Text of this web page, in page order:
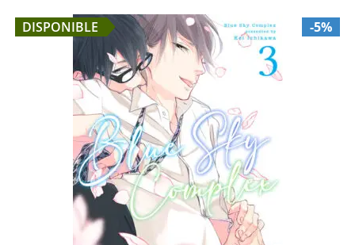
DISPONIBLE -5%